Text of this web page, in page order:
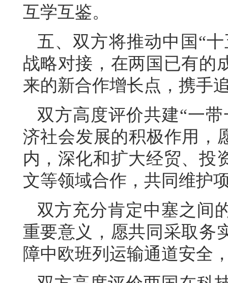
互学互鉴。
五、双方将推动中国“
战略对接，在两国已有的
来的新合作增长点，携手
双方高度评价共建“一
济社会发展的积极作用，
内，深化和扩大经贸、投
文等领域合作，共同维护
双方充分肯定中塞之间
重要意义，愿共同采取务
障中欧班列运输通道安全